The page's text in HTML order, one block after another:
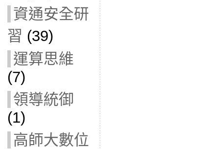
資通安全研
習 (39)
運算思維
(7)
領導統御
(1)
高師大數位